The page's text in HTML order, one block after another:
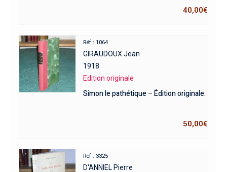
40,00€
Réf : 1064
GIRAUDOUX Jean
1918
Edition originale
Simon le pathétique – Édition originale.
50,00€
Réf : 3325
D'ANNIEL Pierre